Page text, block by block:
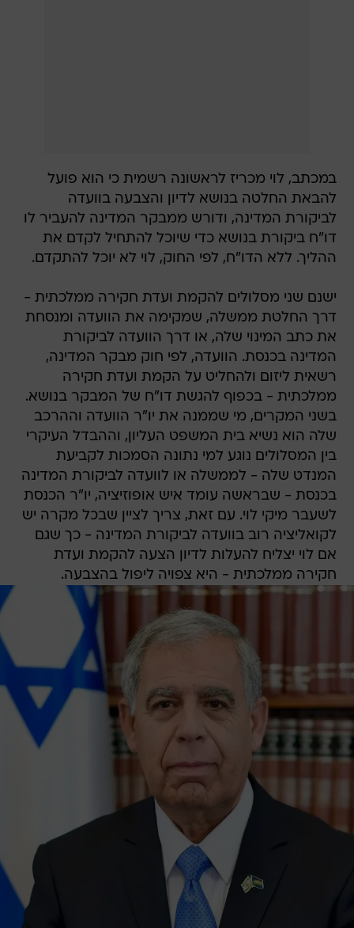
במכתב, לוי מכריז לראשונה רשמית כי הוא פועל
להבאת החלטה בנושא לדיון והצבעה בוועדה
לביקורת המדינה, ודורש ממבקר המדינה להעביר לו
דו"ח ביקורת בנושא כדי שיוכל להתחיל לקדם את
ההליך. ללא הדו"ח, לפי החוק, לוי לא יוכל להתקדם.
ישנם שני מסלולים להקמת ועדת חקירה ממלכתית -
דרך החלטת ממשלה, שמקימה את הוועדה ומנסחת
את כתב המינוי שלה, או דרך הוועדה לביקורת
המדינה בכנסת. הוועדה, לפי חוק מבקר המדינה,
רשאית ליזום ולהחליט על הקמת ועדת חקירה
ממלכתית - בכפוף להגשת דו"ח של המבקר בנושא.
בשני המקרים, מי שממנה את יו"ר הוועדה וההרכב
שלה הוא נשיא בית המשפט העליון, וההבדל העיקרי
בין המסלולים נוגע למי נתונה הסמכות לקביעת
המנדט שלה - לממשלה או לוועדה לביקורת המדינה
בכנסת - שבראשה עומד איש אופוזיציה, יו"ר הכנסת
לשעבר מיקי לוי. עם זאת, צריך לציין שבכל מקרה יש
לקואליציה רוב בוועדה לביקורת המדינה - כך שגם
אם לוי יצליח להעלות לדיון הצעה להקמת ועדת
חקירה ממלכתית - היא צפויה ליפול בהצבעה.